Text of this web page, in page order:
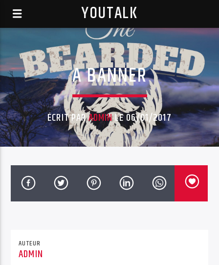
YOUTALK
A BANNER
ÉCRIT PARADMINLE 06/01/2017
AUTEUR
ADMIN